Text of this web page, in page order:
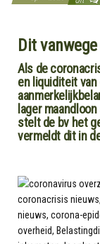
Dit
Als de
en liquiditeit van
lager
stelt de bv het
vermeldt dit in